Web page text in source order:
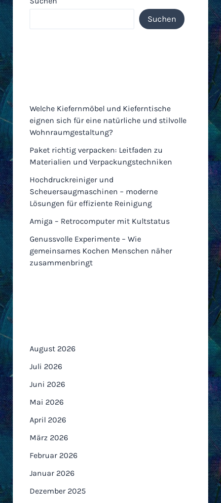
Suchen
Welche Kiefernmöbel und Kieferntische
eignen sich für eine natürliche und stilvolle
Wohnraumgestaltung?
Paket richtig verpacken: Leitfaden zu
Materialien und Verpackungstechniken
Hochdruckreiniger und
Scheuersaugmaschinen – moderne
Lösungen für effiziente Reinigung
Amiga – Retrocomputer mit Kultstatus
Genussvolle Experimente – Wie
gemeinsames Kochen Menschen näher
zusammenbringt
August 2026
Juli 2026
Juni 2026
Mai 2026
April 2026
März 2026
Februar 2026
Januar 2026
Dezember 2025